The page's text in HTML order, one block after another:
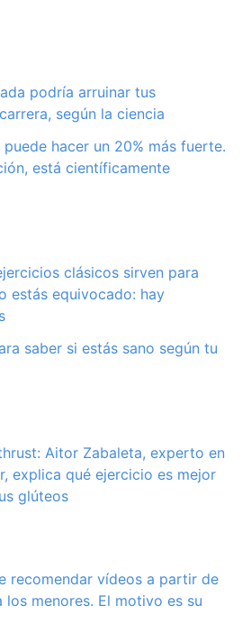
podría arruinar tus
según la ciencia
hacer un 20% más fuerte.
está científicamente
clásicos sirven para
estás equivocado: hay
saber si estás sano según tu
Aitor Zabaleta, experto en
explica qué ejercicio es mejor
glúteos
recomendar vídeos a partir de
los menores. El motivo es su